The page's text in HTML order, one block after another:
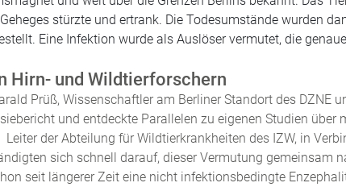
stürzte und ertrank. Die Todesumstände wurden
Eine Infektion wurde als Auslöser vermutet, die
Hirn- und Wildtierforschern
Prüß, Wissenschaftler am Berliner Standort des DZNE
und entdeckte Parallelen zu eigenen Studien
Leiter der Abteilung für Wildtierkrankheiten des IZW, in
sich schnell darauf, dieser Vermutung gemeinsam
seit längerer Zeit eine nicht infektionsbedingte